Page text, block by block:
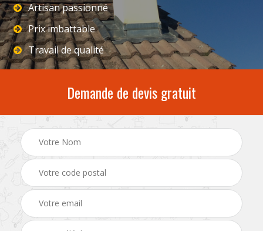
Artisan passionné
Prix imbattable
Travail de qualité
Demande de devis gratuit